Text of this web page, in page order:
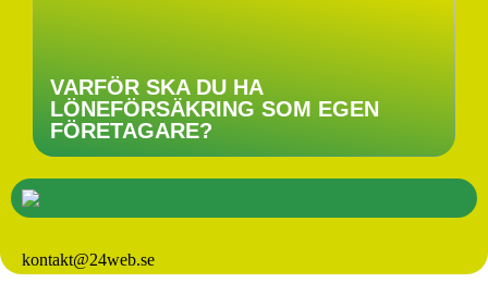
VARFÖR SKA DU HA
LÖNEFÖRSÄKRING SOM EGEN
FÖRETAGARE?
kontakt@24web.se